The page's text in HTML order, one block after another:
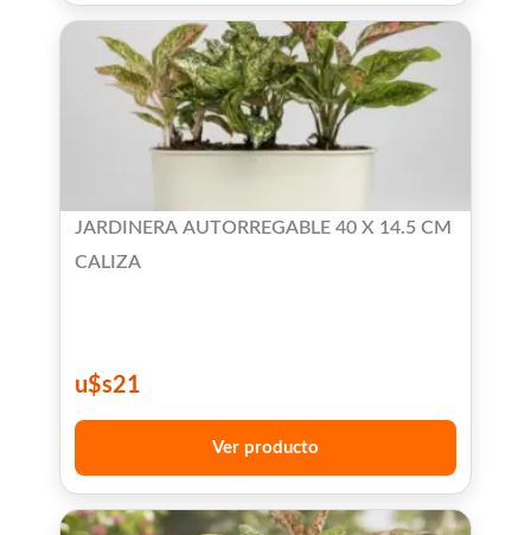
JARDINERA AUTORREGABLE 40 X 14.5 CM
CALIZA
u$s21
Ver producto